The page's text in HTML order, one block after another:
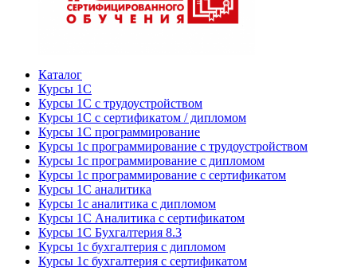
Каталог
Курсы 1С
Курсы 1С с трудоустройством
Курсы 1С с сертификатом / дипломом
Курсы 1С программирование
Курсы 1с программирование с трудоустройством
Курсы 1с программирование с дипломом
Курсы 1с программирование с сертификатом
Курсы 1С аналитика
Курсы 1с аналитика с дипломом
Курсы 1С Аналитика с сертификатом
Курсы 1С Бухгалтерия 8.3
Курсы 1с бухгалтерия с дипломом
Курсы 1с бухгалтерия с сертификатом